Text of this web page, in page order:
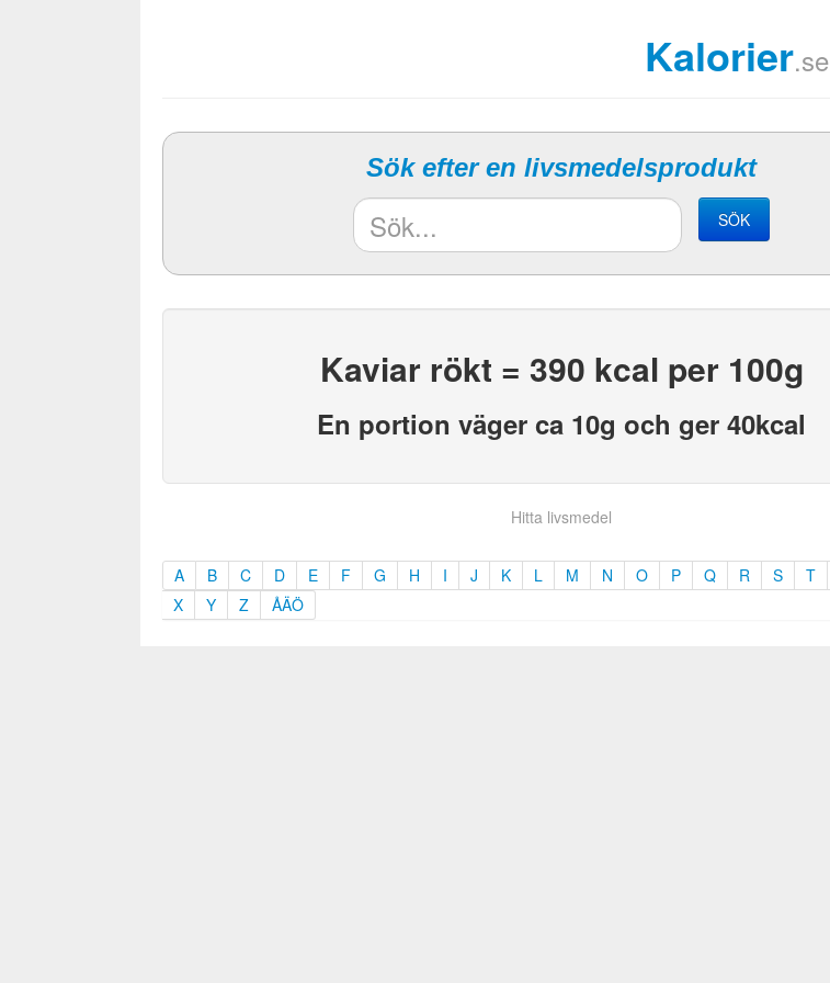
Kalorier.se
Sök efter en livsmedelsprodukt
SÖK
Kaviar rökt = 390 kcal per 100g
En portion väger ca 10g och ger 40kcal
Hitta livsmedel
A B C D E F G H I J K L M N O P Q R S T
X
Y Z ÅÄÖ